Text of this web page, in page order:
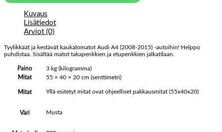
Kuvaus
Lisätiedot
Arviot (0)
Tyylikkäät ja kestävät kaukalomatot Audi A4 (2008-2015) -autoihin! Helppo
puhdistaa. Sisältää matot takapenkkien ja etupenkkien jalkatilaan.
Paino
3 kg (kilogramma)
Mitat
55 × 40 × 20 cm (senttimetri)
Mitat Yllä esitetyt mitat ovat ohjeelliset pakkausmitat (55x40x20)
Väri Musta